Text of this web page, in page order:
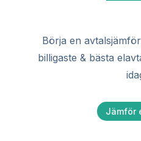
Börja en
billigaste & bästa
Jämför